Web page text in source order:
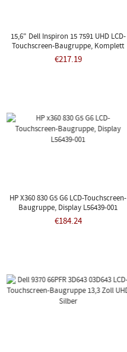
15,6" Dell Inspiron 15 7591 UHD LCD-
Touchscreen-Baugruppe, Komplett
Schwarz 5R82W
€217.19
HP X360 830 G5 G6 LCD-Touchscreen-
Baugruppe, Display L56439-001
€184.24